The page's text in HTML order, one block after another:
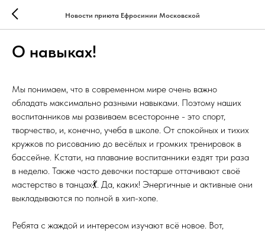
Новости приюта Ефросинии Московской
О навыках!
Мы понимаем, что в современном мире очень важно
обладать максимально разными навыками. Поэтому наших
воспитанников мы развиваем всесторонне - это спорт,
творчество, и, конечно, учеба в школе. От спокойных и тихих
кружков по рисованию до весёлых и громких тренировок в
бассейне. Кстати, на плавание воспитанники ездят три раза
в неделю. Также часто девочки постарше оттачивают своё
мастерство в танцах💃. Да, каких! Энергичные и активные они
выкладываются по полной в хип-хопе.
Ребята с жаждой и интересом изучают всё новое. Вот,